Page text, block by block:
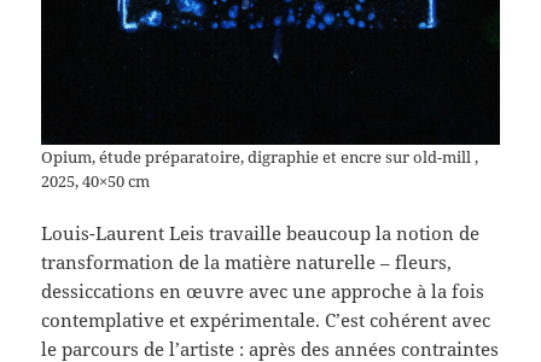
Opium, étude préparatoire, digraphie et encre sur old-mill ,
2025, 40×50 cm
Louis-Laurent Leis travaille beaucoup la notion de
transformation de la matière naturelle – fleurs,
dessiccations en œuvre avec une approche à la fois
contemplative et expérimentale. C’est cohérent avec
le parcours de l’artiste : après des années contraintes